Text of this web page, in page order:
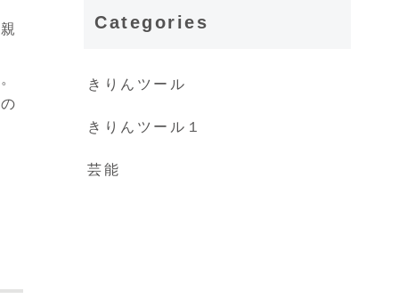
Categories
きりんツール
きりんツール１
芸能